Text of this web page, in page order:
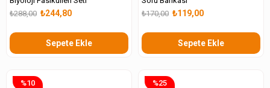
₺244,80
₺288,00
Sepete Ekle
₺119,00
₺170,00
Sepete Ekle
%10 %25